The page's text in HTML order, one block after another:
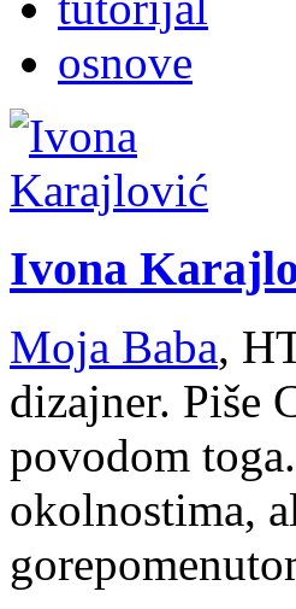
osnove
Ivona
Moja Baba,
dizajner. Piše
povodom
okolnostima,